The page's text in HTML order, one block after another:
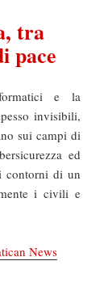
tra
pace
e la
invisibili,
sui campi di
ed
contorni di un
i civili e
News